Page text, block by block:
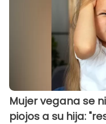
Mujer vegana se
piojos a su hija: